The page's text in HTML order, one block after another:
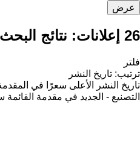
عرض
26 إعلانات: نتائج البحث
فلتر
ترتيب: تاريخ النشر
تاريخ النشر
الأعلى سعرًا في
التصنيع - الجديد في مقدمة القائمة